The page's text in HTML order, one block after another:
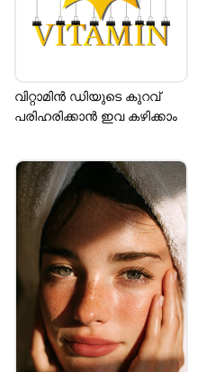
വിറ്റാമിൻ ഡിയുടെ കുറവ്
പരിഹരിക്കാൻ ഇവ കഴിക്കാം